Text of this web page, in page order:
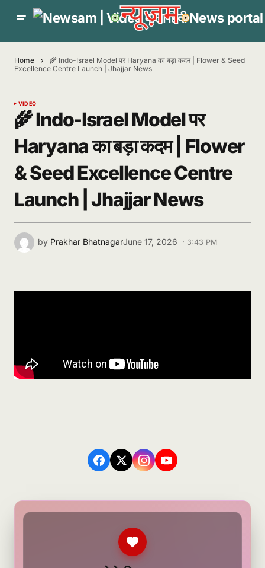
Home
🌾 Indo-Israel Model पर Haryana का बड़ा कदम | Flower & Seed
Excellence Centre Launch | Jhajjar News
VIDEO
🌾 Indo-Israel Model पर
Haryana का बड़ा कदम | Flower
& Seed Excellence Centre
Launch | Jhajjar News
by Prakhar BhatnagarJune 17, 2026 · 3:43 PM